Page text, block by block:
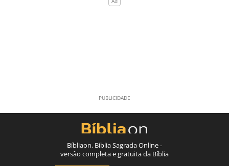
Bíbliaon, Bíblia Sagrada Online -
versão completa e gratuita da Bíblia